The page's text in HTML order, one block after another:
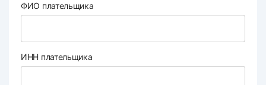
ФИО плательщика
ИНН плательщика